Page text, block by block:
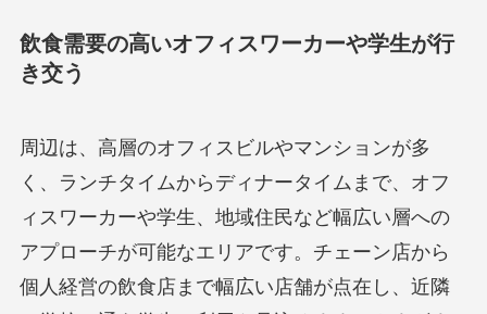
飲食需要の高いオフィスワーカーや学生が行
き交う
周辺は、高層のオフィスビルやマンションが多
く、ランチタイムからディナータイムまで、オフ
ィスワーカーや学生、地域住民など幅広い層への
アプローチが可能なエリアです。チェーン店から
個人経営の飲食店まで幅広い店舗が点在し、近隣